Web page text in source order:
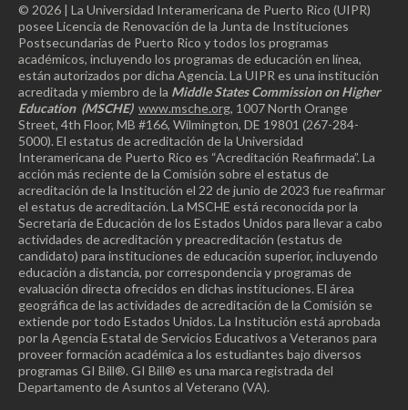
© 2026 | La Universidad Interamericana de Puerto Rico (UIPR)
posee Licencia de Renovación de la Junta de Instituciones
Postsecundarias de Puerto Rico y todos los programas
académicos, incluyendo los programas de educación en línea,
están autorizados por dicha Agencia. La UIPR es una institución
acreditada y miembro de la Middle States Commission on Higher
Education (MSCHE) www.msche.org, 1007 North Orange
Street, 4th Floor, MB #166, Wilmington, DE 19801 (267-284-
5000). El estatus de acreditación de la Universidad
Interamericana de Puerto Rico es “Acreditación Reafirmada”. La
acción más reciente de la Comisión sobre el estatus de
acreditación de la Institución el 22 de junio de 2023 fue reafirmar
el estatus de acreditación. La MSCHE está reconocida por la
Secretaría de Educación de los Estados Unidos para llevar a cabo
actividades de acreditación y preacreditación (estatus de
candidato) para instituciones de educación superior, incluyendo
educación a distancia, por correspondencia y programas de
evaluación directa ofrecidos en dichas instituciones. El área
geográfica de las actividades de acreditación de la Comisión se
extiende por todo Estados Unidos. La Institución está aprobada
por la Agencia Estatal de Servicios Educativos a Veteranos para
proveer formación académica a los estudiantes bajo diversos
programas GI Bill®. GI Bill® es una marca registrada del
Departamento de Asuntos al Veterano (VA).